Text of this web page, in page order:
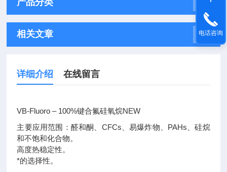
产品分类
相关文章
详细介绍 在线留言
VB-Fluoro – 100%键合氟硅氧烷NEW
主要应用范围：醛和酮、CFCs、易爆炸物、PAHs、硅烷
和不饱和化合物。
高度热稳定性。
*的选择性。
电话咨询